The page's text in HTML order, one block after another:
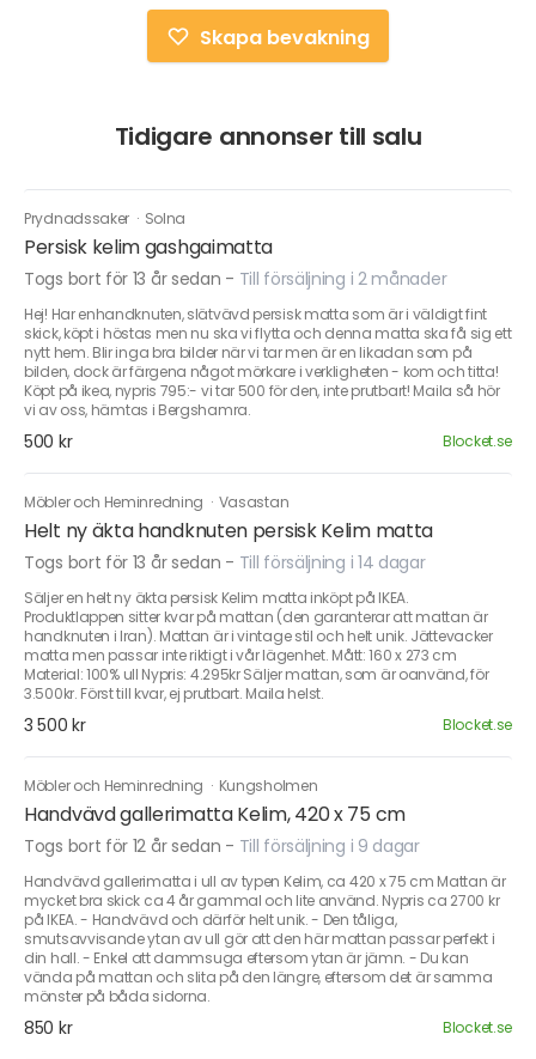
Skapa bevakning
Tidigare annonser till salu
Prydnadssaker · Solna
Persisk kelim gashgaimatta
Togs bort för 13 år sedan - Till försäljning i 2 månader
Hej! Har enhandknuten, slätvävd persisk matta som är i väldigt fint
skick, köpt i höstas men nu ska vi flytta och denna matta ska få sig ett
nytt hem. Blir inga bra bilder när vi tar men är en likadan som på
bilden, dock är färgena något mörkare i verkligheten - kom och titta!
Köpt på ikea, nypris 795:- vi tar 500 för den, inte prutbart! Maila så hör
vi av oss, hämtas i Bergshamra.
500 kr Blocket.se
Möbler och Heminredning · Vasastan
Helt ny äkta handknuten persisk Kelim matta
Togs bort för 13 år sedan - Till försäljning i 14 dagar
Säljer en helt ny äkta persisk Kelim matta inköpt på IKEA.
Produktlappen sitter kvar på mattan (den garanterar att mattan är
handknuten i Iran). Mattan är i vintage stil och helt unik. Jättevacker
matta men passar inte riktigt i vår lägenhet. Mått: 160 x 273 cm
Material: 100% ull Nypris: 4.295kr Säljer mattan, som är oanvänd, för
3.500kr. Först till kvar, ej prutbart. Maila helst.
3 500 kr Blocket.se
Möbler och Heminredning · Kungsholmen
Handvävd gallerimatta Kelim, 420 x 75 cm
Togs bort för 12 år sedan - Till försäljning i 9 dagar
Handvävd gallerimatta i ull av typen Kelim, ca 420 x 75 cm Mattan är
mycket bra skick ca 4 år gammal och lite använd. Nypris ca 2700 kr
på IKEA. - Handvävd och därför helt unik. - Den tåliga,
smutsavvisande ytan av ull gör att den här mattan passar perfekt i
din hall. - Enkel att dammsuga eftersom ytan är jämn. - Du kan
vända på mattan och slita på den längre, eftersom det är samma
mönster på båda sidorna.
850 kr Blocket.se